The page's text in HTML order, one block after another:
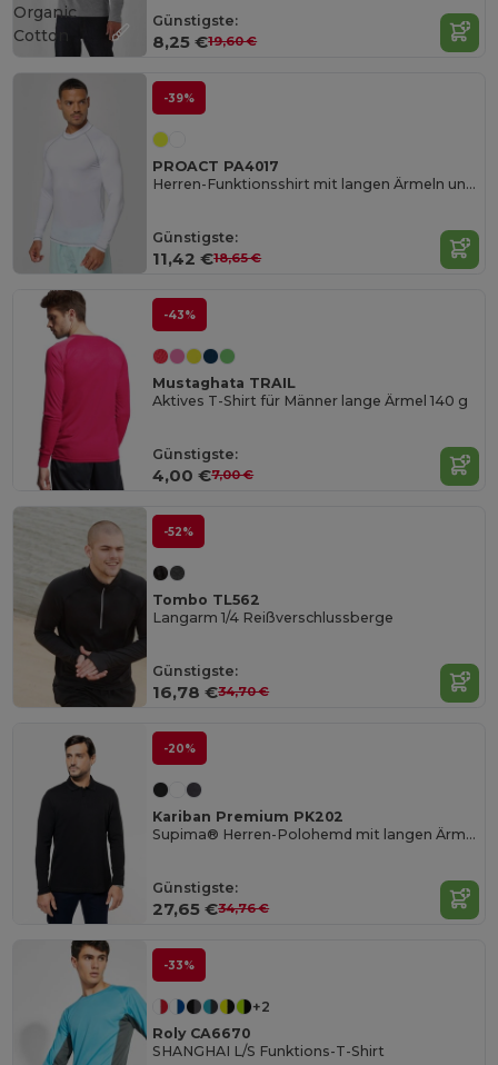
Günstigste:
8,25 €19,60 €
Organic
Cotton
-39%
PROACT PA4017
Herren-Funktionsshirt mit langen Ärmeln und UV-Schutz
Günstigste:
11,42 €18,65 €
-43%
Mustaghata TRAIL
Aktives T-Shirt für Männer lange Ärmel 140 g
Günstigste:
4,00 €7,00 €
-52%
Tombo TL562
Langarm 1/4 Reißverschlussberge
Günstigste:
16,78 €34,70 €
-20%
Kariban Premium PK202
Supima® Herren-Polohemd mit langen Ärmeln
Günstigste:
27,65 €34,76 €
-33%
+2
Roly CA6670
SHANGHAI L/S Funktions-T-Shirt